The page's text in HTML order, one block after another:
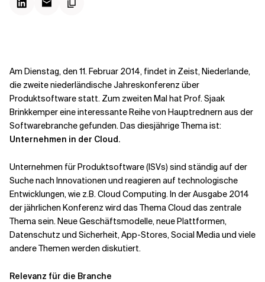
Am Dienstag, den 11. Februar 2014, findet in Zeist, Niederlande,
die zweite niederländische Jahreskonferenz über
Produktsoftware statt. Zum zweiten Mal hat Prof. Sjaak
Brinkkemper eine interessante Reihe von Hauptrednern aus der
Softwarebranche gefunden. Das diesjährige Thema ist:
Unternehmen in der Cloud.
Unternehmen für Produktsoftware (ISVs) sind ständig auf der
Suche nach Innovationen und reagieren auf technologische
Entwicklungen, wie z.B. Cloud Computing. In der Ausgabe 2014
der jährlichen Konferenz wird das Thema Cloud das zentrale
Thema sein. Neue Geschäftsmodelle, neue Plattformen,
Datenschutz und Sicherheit, App-Stores, Social Media und viele
andere Themen werden diskutiert.
Relevanz für die Branche